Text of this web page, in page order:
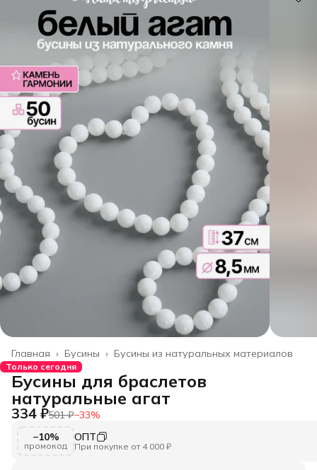
Бусины из натуральных материалов
Бусины ›
Главная ›
Только сегодня
Бусины для браслетов
натуральные агат
334 ₽501 ₽−33%
−10%
промокод
ОПТ
При покупке от 4 000 ₽